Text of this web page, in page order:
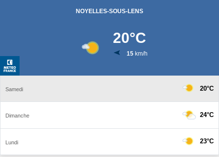
NOYELLES-SOUS-LENS
20°C
15km/h
Samedi 20°C
Dimanche 24°C
Lundi 23°C